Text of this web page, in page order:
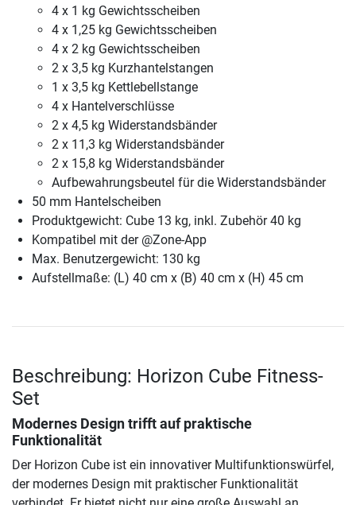
4 x 1 kg Gewichtsscheiben
4 x 1,25 kg Gewichtsscheiben
4 x 2 kg Gewichtsscheiben
2 x 3,5 kg Kurzhantelstangen
1 x 3,5 kg Kettlebellstange
4 x Hantelverschlüsse
2 x 4,5 kg Widerstandsbänder
2 x 11,3 kg Widerstandsbänder
2 x 15,8 kg Widerstandsbänder
Aufbewahrungsbeutel für die Widerstandsbänder
50 mm Hantelscheiben
Produktgewicht: Cube 13 kg, inkl. Zubehör 40 kg
Kompatibel mit der @Zone-App
Max. Benutzergewicht: 130 kg
Aufstellmaße: (L) 40 cm x (B) 40 cm x (H) 45 cm
Beschreibung: Horizon Cube Fitness-
Set
Modernes Design trifft auf praktische
Funktionalität
Der Horizon Cube ist ein innovativer Multifunktionswürfel,
der modernes Design mit praktischer Funktionalität